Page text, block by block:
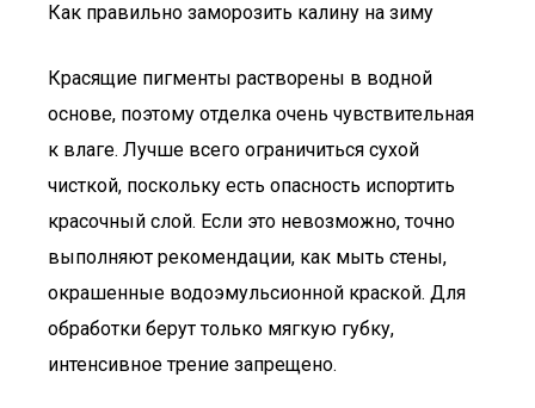
Как правильно заморозить калину на зиму
Красящие пигменты растворены в водной
основе, поэтому отделка очень чувствительная
к влаге. Лучше всего ограничиться сухой
чисткой, поскольку есть опасность испортить
красочный слой. Если это невозможно, точно
выполняют рекомендации, как мыть стены,
окрашенные водоэмульсионной краской. Для
обработки берут только мягкую губку,
интенсивное трение запрещено.